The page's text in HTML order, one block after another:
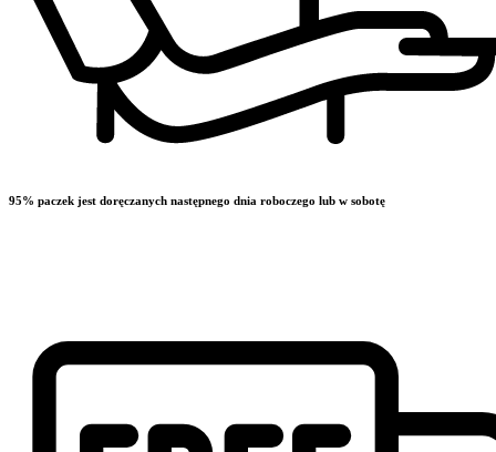
95% paczek jest doręczanych następnego dnia roboczego lub w sobotę